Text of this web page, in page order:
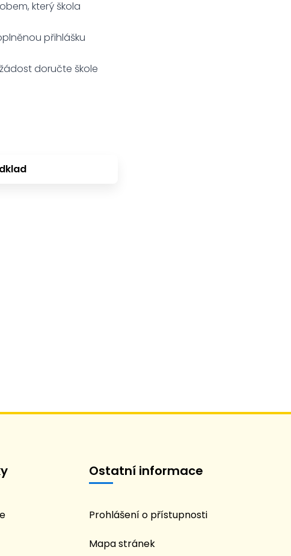
který škola
přihlášku
doručte škole
Ostatní informace
Prohlášení o přístupnosti
Mapa stránek